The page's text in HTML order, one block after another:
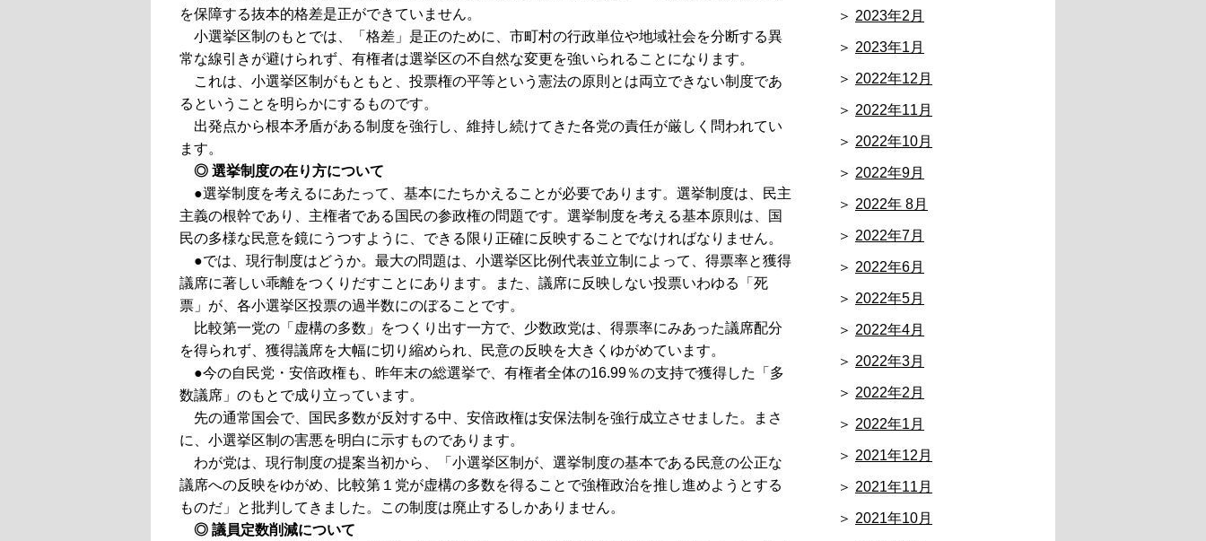
を保障する抜本的格差是正ができていません。
小選挙区制のもとでは、「格差」是正のために、市町村の行政単位や地域社会を分断する異
常な線引きが避けられず、有権者は選挙区の不自然な変更を強いられることになります。
これは、小選挙区制がもともと、投票権の平等という憲法の原則とは両立できない制度であ
るということを明らかにするものです。
出発点から根本矛盾がある制度を強行し、維持し続けてきた各党の責任が厳しく問われてい
ます。
◎ 選挙制度の在り方について
●選挙制度を考えるにあたって、基本にたちかえることが必要であります。選挙制度は、民主
主義の根幹であり、主権者である国民の参政権の問題です。選挙制度を考える基本原則は、国
民の多様な民意を鏡にうつすように、できる限り正確に反映することでなければなりません。
●では、現行制度はどうか。最大の問題は、小選挙区比例代表並立制によって、得票率と獲得
議席に著しい乖離をつくりだすことにあります。また、議席に反映しない投票いわゆる「死
票」が、各小選挙区投票の過半数にのぼることです。
比較第一党の「虚構の多数」をつくり出す一方で、少数政党は、得票率にみあった議席配分
を得られず、獲得議席を大幅に切り縮められ、民意の反映を大きくゆがめています。
●今の自民党・安倍政権も、昨年末の総選挙で、有権者全体の16.99％の支持で獲得した「多
数議席」のもとで成り立っています。
先の通常国会で、国民多数が反対する中、安倍政権は安保法制を強行成立させました。まさ
に、小選挙区制の害悪を明白に示すものであります。
わが党は、現行制度の提案当初から、「小選挙区制が、選挙制度の基本である民意の公正な
議席への反映をゆがめ、比較第１党が虚構の多数を得ることで強権政治を推し進めようとする
ものだ」と批判してきました。この制度は廃止するしかありません。
◎ 議員定数削減について
2023年2月
2023年1月
2022年12月
2022年11月
2022年10月
2022年9月
2022年 8月
2022年7月
2022年6月
2022年5月
2022年4月
2022年3月
2022年2月
2022年1月
2021年12月
2021年11月
2021年10月